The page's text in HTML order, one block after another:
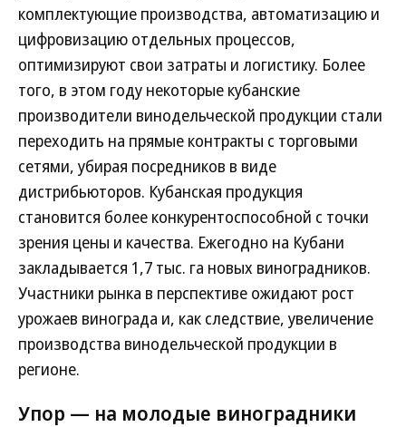
комплектующие производства, автоматизацию и
цифровизацию отдельных процессов,
оптимизируют свои затраты и логистику. Более
того, в этом году некоторые кубанские
производители винодельческой продукции стали
переходить на прямые контракты с торговыми
сетями, убирая посредников в виде
дистрибьюторов. Кубанская продукция
становится более конкурентоспособной с точки
зрения цены и качества. Ежегодно на Кубани
закладывается 1,7 тыс. га новых виноградников.
Участники рынка в перспективе ожидают рост
урожаев винограда и, как следствие, увеличение
производства винодельческой продукции в
регионе.
Упор — на молодые виноградники